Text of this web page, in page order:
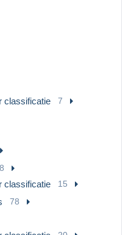
classificatie 7
classificatie 15
78